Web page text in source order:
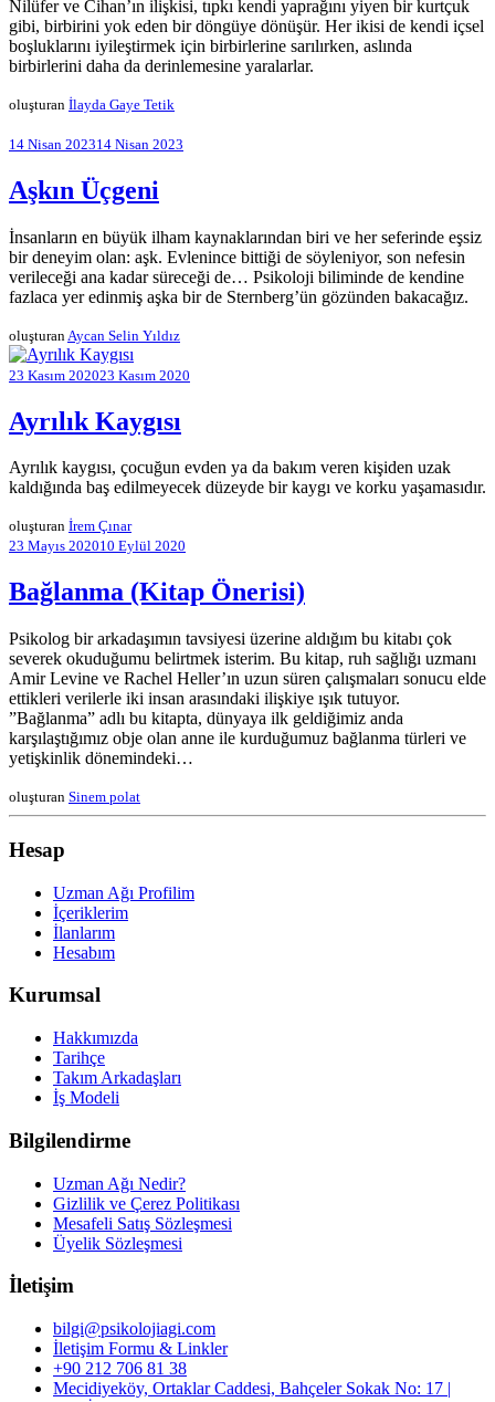
Nilüfer ve Cihan’ın ilişkisi, tıpkı kendi yaprağını yiyen bir kurtçuk
gibi, birbirini yok eden bir döngüye dönüşür. Her ikisi de kendi içsel
boşluklarını iyileştirmek için birbirlerine sarılırken, aslında
birbirlerini daha da derinlemesine yaralarlar.
oluşturan İlayda Gaye Tetik
14 Nisan 202314 Nisan 2023
Aşkın Üçgeni
İnsanların en büyük ilham kaynaklarından biri ve her seferinde eşsiz
bir deneyim olan: aşk. Evlenince bittiği de söyleniyor, son nefesin
verileceği ana kadar süreceği de… Psikoloji biliminde de kendine
fazlaca yer edinmiş aşka bir de Sternberg’ün gözünden bakacağız.
oluşturan Aycan Selin Yıldız
23 Kasım 202023 Kasım 2020
Ayrılık Kaygısı
Ayrılık kaygısı, çocuğun evden ya da bakım veren kişiden uzak
kaldığında baş edilmeyecek düzeyde bir kaygı ve korku yaşamasıdır.
oluşturan İrem Çınar
23 Mayıs 202010 Eylül 2020
Bağlanma (Kitap Önerisi)
Psikolog bir arkadaşımın tavsiyesi üzerine aldığım bu kitabı çok
severek okuduğumu belirtmek isterim. Bu kitap, ruh sağlığı uzmanı
Amir Levine ve Rachel Heller’ın uzun süren çalışmaları sonucu elde
ettikleri verilerle iki insan arasındaki ilişkiye ışık tutuyor.
”Bağlanma” adlı bu kitapta, dünyaya ilk geldiğimiz anda
karşılaştığımız obje olan anne ile kurduğumuz bağlanma türleri ve
yetişkinlik dönemindeki…
oluşturan Sinem polat
Hesap
Uzman Ağı Profilim
İçeriklerim
İlanlarım
Hesabım
Kurumsal
Hakkımızda
Tarihçe
Takım Arkadaşları
İş Modeli
Bilgilendirme
Uzman Ağı Nedir?
Gizlilik ve Çerez Politikası
Mesafeli Satış Sözleşmesi
Üyelik Sözleşmesi
İletişim
bilgi@psikolojiagi.com
İletişim Formu & Linkler
+90 212 706 81 38
Mecidiyeköy, Ortaklar Caddesi, Bahçeler Sokak No: 17 |